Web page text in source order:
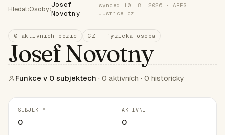
Hledat›Osoby›
Josef
Novotny
synced 10. 8. 2026 · ARES ·
Justice.cz
0 aktivních pozic CZ · fyzická osoba
Josef Novotny
Funkce v 0 subjektech · 0 aktivních · 0 historicky
SUBJEKTY
0
AKTIVNÍ
0